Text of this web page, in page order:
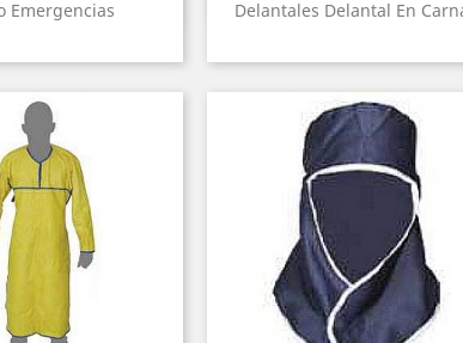
Emergencias Delantales Delantal En